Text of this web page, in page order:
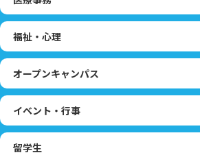
福祉・心理
オープンキャンパス
イベント・行事
留学生